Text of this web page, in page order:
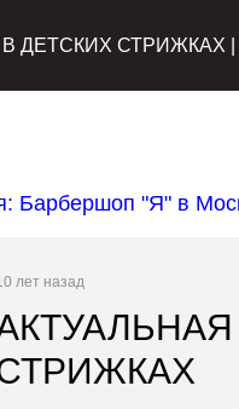
ДЕТСКИХ СТРИЖКАХ
лет назад